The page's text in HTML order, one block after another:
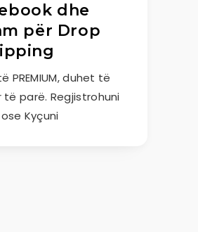
dhe
për Drop
PREMIUM, duhet të
parë. Regjistrohuni
Kyçuni